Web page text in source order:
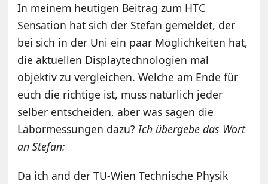
In meinem heutigen Beitrag zum HTC
Sensation hat sich der Stefan gemeldet, der
bei sich in der Uni ein paar Möglichkeiten hat,
die aktuellen Displaytechnologien mal
objektiv zu vergleichen. Welche am Ende für
euch die richtige ist, muss natürlich jeder
selber entscheiden, aber was sagen die
Labormessungen dazu?Ich übergebe das Wort
an Stefan:
Da ich and der TU-Wien Technische Physik